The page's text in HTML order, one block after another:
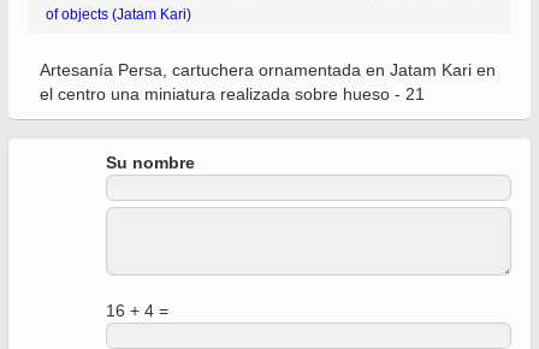
of objects (Jatam Kari)
Artesanía Persa, cartuchera ornamentada en Jatam Kari en
el centro una miniatura realizada sobre hueso - 21
Su nombre
16 + 4 =